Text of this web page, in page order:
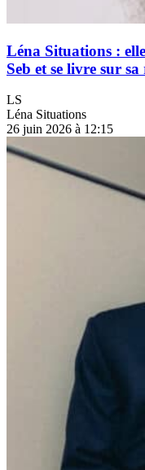
Léna Situations :
Seb et se livre sur
LS
Léna Situations
26 juin 2026 à 12:15